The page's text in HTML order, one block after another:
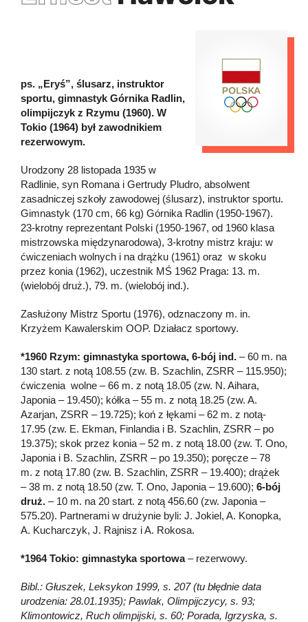
ps. „Eryś”, ślusarz, instruktor
sportu, gimnastyk Górnika Radlin,
olimpijczyk z Rzymu (1960). W
Tokio (1964) był zawodnikiem
rezerwowym.
Urodzony 28 listopada 1935 w
Radlinie, syn Romana i Gertrudy Pludro, absolwent
zasadniczej szkoły zawodowej (ślusarz), instruktor sportu.
Gimnastyk (170 cm, 66 kg) Górnika Radlin (1950-1967).
23-krotny reprezentant Polski (1950-1967, od 1960 klasa
mistrzowska międzynarodowa), 3-krotny mistrz kraju: w
ćwiczeniach wolnych i na drążku (1961) oraz w skoku
przez konia (1962), uczestnik MŚ 1962 Praga: 13. m.
(wielobój druż.), 79. m. (wielobój ind.).
Zasłużony Mistrz Sportu (1976), odznaczony m. in.
Krzyżem Kawalerskim OOP. Działacz sportowy.
*1960 Rzym: gimnastyka sportowa, 6-bój ind. – 60 m. na
130 start. z notą 108.55 (zw. B. Szachlin, ZSRR – 115.950);
ćwiczenia wolne – 66 m. z notą 18.05 (zw. N. Aihara,
Japonia – 19.450); kółka – 55 m. z notą 18.25 (zw. A.
Azarjan, ZSRR – 19.725); koń z łękami – 62 m. z notą-
17.95 (zw. E. Ekman, Finlandia i B. Szachlin, ZSRR – po
19.375); skok przez konia – 52 m. z notą 18.00 (zw. T. Ono,
Japonia i B. Szachlin, ZSRR – po 19.350); poręcze – 78
m. z notą 17.80 (zw. B. Szachlin, ZSRR – 19.400); drążek
– 38 m. z notą 18.50 (zw. T. Ono, Japonia – 19.600); 6-bój
druż. – 10 m. na 20 start. z notą 456.60 (zw. Japonia –
575.20). Partnerami w drużynie byli: J. Jokiel, A. Konopka,
A. Kucharczyk, J. Rajnisz i A. Rokosa.
*1964 Tokio: gimnastyka sportowa– rezerwowy.
Bibl.: Głuszek, Leksykon 1999, s. 207 (tu błędnie data
urodzenia: 28.01.1935); Pawlak, Olimpijczycy, s. 93;
Klimontowicz, Ruch olimpijski, s. 60; Porada, Igrzyska, s.